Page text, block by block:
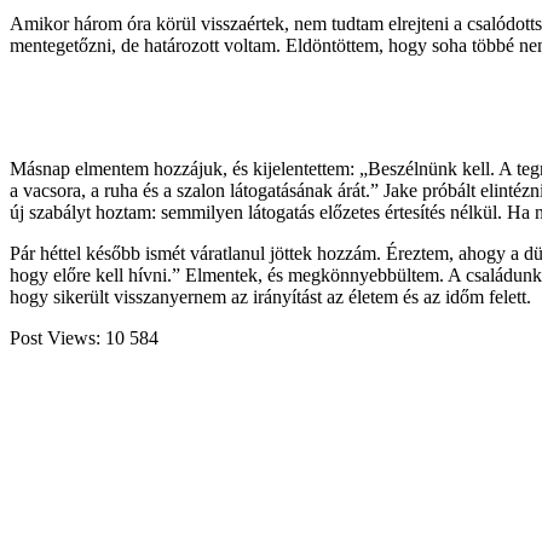
Amikor három óra körül visszaértek, nem tudtam elrejteni a
mentegetőzni, de határozott voltam. Eldöntöttem, hogy soha többé
Másnap elmentem hozzájuk, és kijelentettem: „Beszélnünk kell. A
a vacsora, a ruha és a szalon látogatásának árát.” Jake próbált
új szabályt hoztam: semmilyen látogatás előzetes értesítés nélkül. Ha
Pár héttel később ismét váratlanul jöttek hozzám. Éreztem, ahogy a
hogy előre kell hívni.” Elmentek, és megkönnyebbültem. A
hogy sikerült visszanyernem az irányítást az életem és az időm felett.
Post Views: 10 584